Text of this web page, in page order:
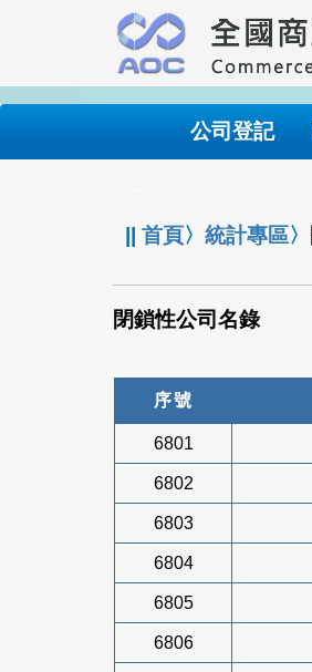
要
內
公司登記
||首頁〉統計專區〉
閉鎖性公司名錄
序號
6801
6802
6803
6804
6805
6806